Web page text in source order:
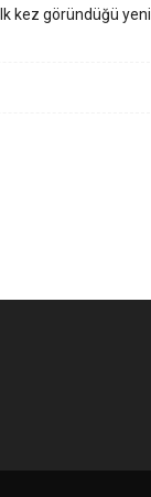
ilk kez göründüğü yeni